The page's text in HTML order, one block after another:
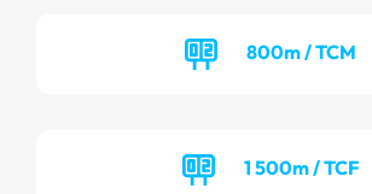
800m / TCM
1 500m / TCF